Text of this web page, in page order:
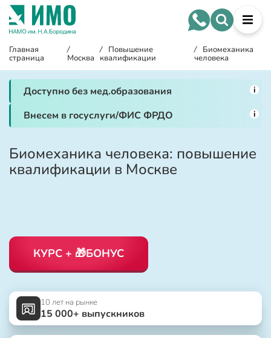
Главная
страница
/
Москва
/ Повышение
квалификации
/ Биомеханика
человека
Доступно без мед.образования i
Внесем в госуслуги/ФИС ФРДО i
Биомеханика человека: повышение
квалификации в Москве
КУРС + 🎁БОНУС
10 лет на рынке
15 000+ выпускников